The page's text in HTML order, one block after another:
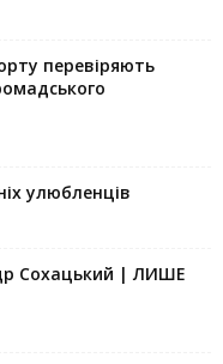
перевіряють
улюбленців
Сохацький | ЛИШЕ